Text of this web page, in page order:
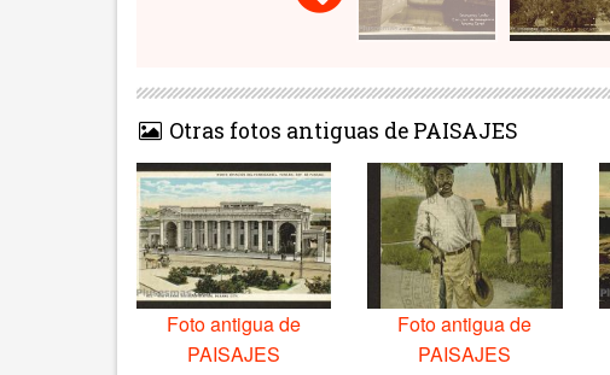
Otras fotos antiguas de PAISAJES
Foto antigua de
PAISAJES
Foto antigua de
PAISAJES